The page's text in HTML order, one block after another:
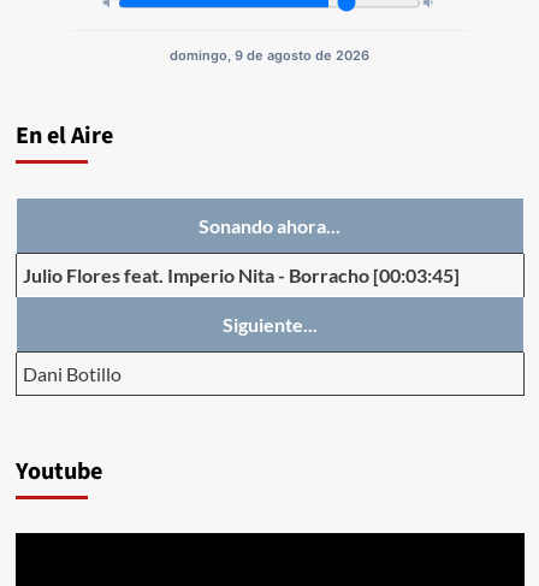
domingo, 9 de agosto de 2026
En el Aire
Sonando ahora...
Julio Flores feat. Imperio Nita- Borracho [00:03:45]
Siguiente...
Dani Botillo
Youtube